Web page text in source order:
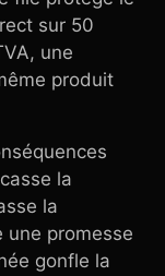
sur 50
une
produit
la
la
une promesse
gonfle la